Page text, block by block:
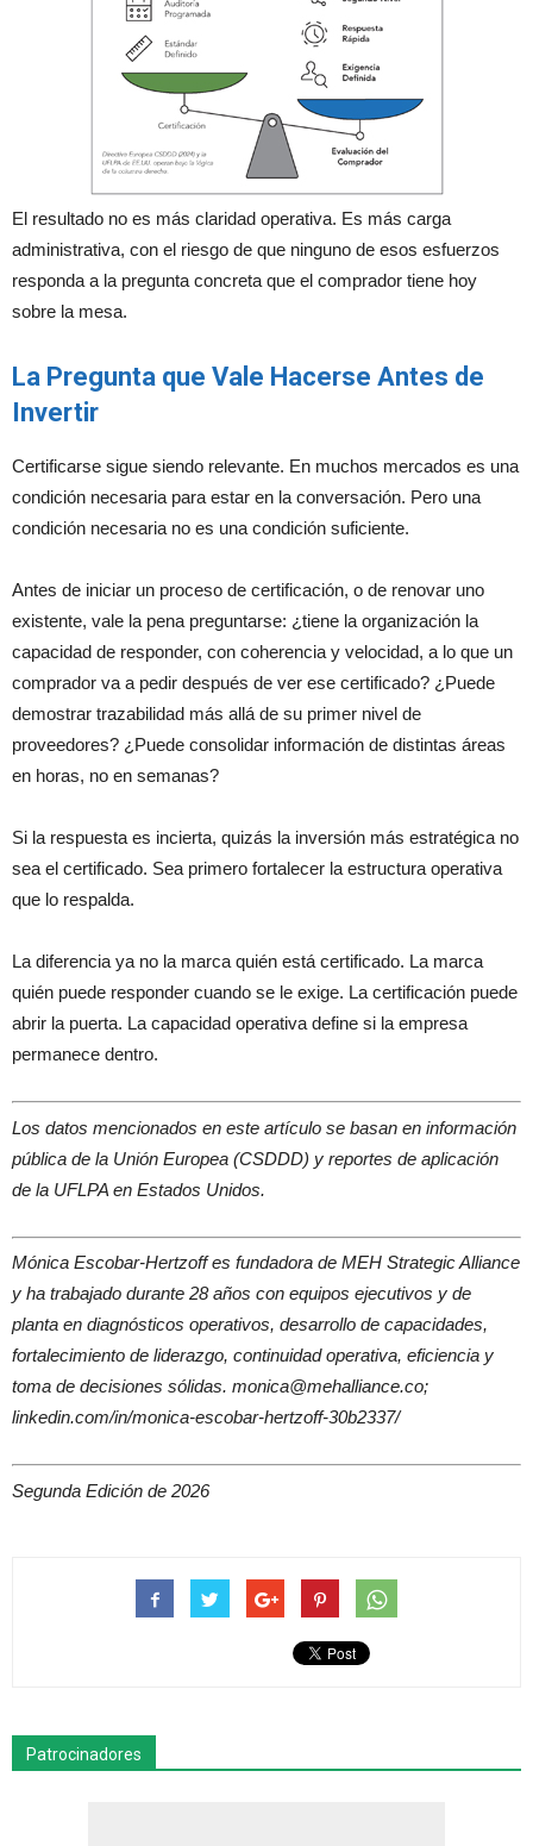
El resultado no es más claridad operativa. Es más carga
administrativa, con el riesgo de que ninguno de esos esfuerzos
responda a la pregunta concreta que el comprador tiene hoy
sobre la mesa.
La Pregunta que Vale Hacerse Antes de
Invertir
Certificarse sigue siendo relevante. En muchos mercados es una
condición necesaria para estar en la conversación. Pero una
condición necesaria no es una condición suficiente.
Antes de iniciar un proceso de certificación, o de renovar uno
existente, vale la pena preguntarse: ¿tiene la organización la
capacidad de responder, con coherencia y velocidad, a lo que un
comprador va a pedir después de ver ese certificado? ¿Puede
demostrar trazabilidad más allá de su primer nivel de
proveedores? ¿Puede consolidar información de distintas áreas
en horas, no en semanas?
Si la respuesta es incierta, quizás la inversión más estratégica no
sea el certificado. Sea primero fortalecer la estructura operativa
que lo respalda.
La diferencia ya no la marca quién está certificado. La marca
quién puede responder cuando se le exige. La certificación puede
abrir la puerta. La capacidad operativa define si la empresa
permanece dentro.
Los datos mencionados en este artículo se basan en información
pública de la Unión Europea (CSDDD) y reportes de aplicación
de la UFLPA en Estados Unidos.
Mónica Escobar-Hertzoff es fundadora de MEH Strategic Alliance
y ha trabajado durante 28 años con equipos ejecutivos y de
planta en diagnósticos operativos, desarrollo de capacidades,
fortalecimiento de liderazgo, continuidad operativa, eficiencia y
toma de decisiones sólidas. monica@mehalliance.co;
linkedin.com/in/monica-escobar-hertzoff-30b2337/
Segunda Edición de 2026
Patrocinadores